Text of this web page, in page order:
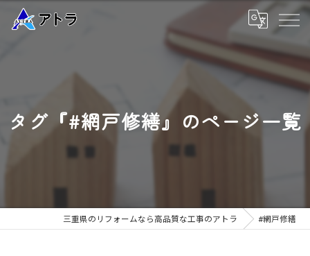
タグ『#網戸修繕』のページ一覧
三重県のリフォームなら高品質な工事のアトラ #網戸修繕